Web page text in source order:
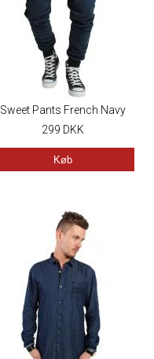
Sweet Pants French Navy
299 DKK
Køb